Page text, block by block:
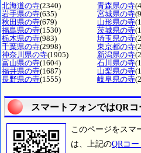
北海道の寺(2340) 青森県の寺
岩手県の寺(635) 宮城県の寺
秋田県の寺(679) 山形県の寺
福島県の寺(1530) 茨城県の寺
栃木県の寺(983) 埼玉県の寺
千葉県の寺(2998) 東京都の寺
神奈川県の寺(1905) 新潟県の寺
富山県の寺(1604) 石川県の寺
福井県の寺(1687) 山梨県の寺
長野県の寺(1555) 岐阜県の寺
スマートフォンではQR
このページをスマ
は、上記のQRコー